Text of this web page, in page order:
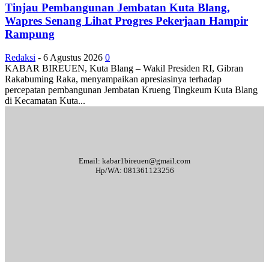
Tinjau Pembangunan Jembatan Kuta Blang,
Wapres Senang Lihat Progres Pekerjaan Hampir
Rampung
Redaksi - 6 Agustus 2026 0
KABAR BIREUEN, Kuta Blang – Wakil Presiden RI, Gibran
Rakabuming Raka, menyampaikan apresiasinya terhadap
percepatan pembangunan Jembatan Krueng Tingkeum Kuta Blang
di Kecamatan Kuta...
Email: kabar1bireuen@gmail.com
Hp/WA: 081361123256